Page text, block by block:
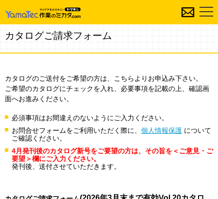
カタログご請求フォーム
カタログのご送付をご希望の方は、こちらよりお申込み下さい。
ご希望のカタログにチェックを入れ、必要事項を記載の上、確認画
面へお進みください。
必須事項はお間違えのないようにご入力ください。
お問合せフォームをご利用いただく際に、 個人情報保護 について
ご確認ください。
4月発刊後のカタログ新号をご要望の方は、その旨を＜ご意見・ご
要望＞欄にご入力ください。
発刊後、送付させていただきます。